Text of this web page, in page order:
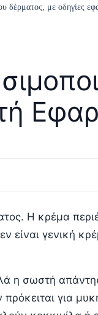
δέρματος, με οδηγίες
Η κρέμα
είναι γενική
η σωστή
για